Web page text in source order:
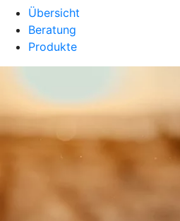
Übersicht
Beratung
Produkte